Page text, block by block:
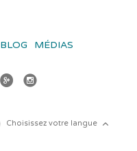
BLOG MÉDIAS
Choisissez votre langue